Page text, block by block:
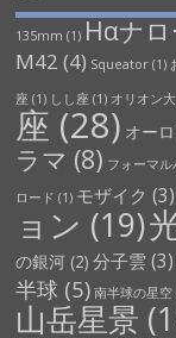
135mm (1) Hαナ
M42 (4) Squeator(1)
座 (1) しし座 (1) オリオン
座 (28) オー
ラマ (8) フォーマル
ロード (1) モザイク (3)
ョン (19)
の銀河(2) 分子雲 (3)
半球 (5) 南半球の星空
山岳星景